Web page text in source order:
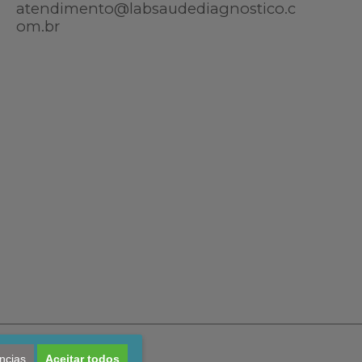
atendimento@labsaudediagnostico.c
om.br
Aceitar todos